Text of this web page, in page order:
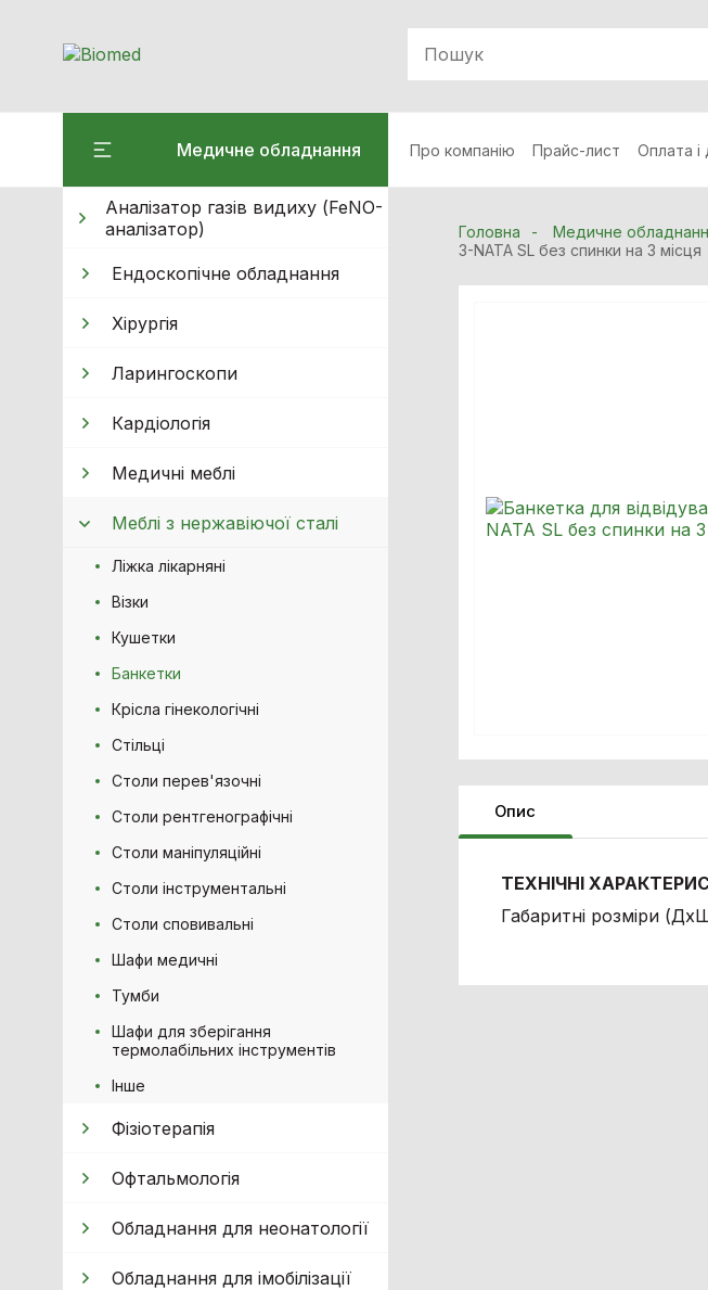
Медичне обладнання Про компанію Прайс-лист Оплата і
Аналізатор газів видиху (FeNO-
аналізатор)
Ендоскопічне обладнання
Хiрургiя
Ларингоскопи
Кардiологiя
Медичні меблі
Меблі з нержавіючої сталі
Ліжка лікарняні
Візки
Кушетки
Банкетки
Крісла гінекологічні
Стільці
Столи перев'язочні
Столи рентгенографічні
Столи маніпуляційні
Столи інструментальні
Столи сповивальні
Шафи медичні
Тумби
Шафи для зберігання
термолабільних інструментів
Інше
Фізіотерапія
Офтальмологія
Обладнання для неонатології
Обладнання для імобілізації
Головна Медичне
3-NATA SL без спинки на 3 місця
Опис
ТЕХНІЧНІ
Габаритні розміри